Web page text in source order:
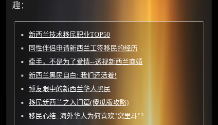
趣：
新西兰技术移民职业TOP50
同性伴侣申请新西兰工签移民的经历
牵手，不是为了爱情--透视新西兰商婚
新西兰黑民自白: 我们还活着!
博友眼中的新西兰华人黑民
移民新西兰之入门篇(傻瓜版攻略)
移民心结: 海外华人为何喜欢"窝里斗"?